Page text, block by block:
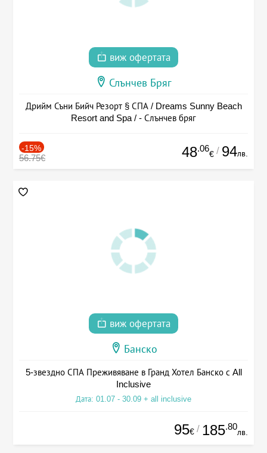
виж офертата
Слънчев Бряг
Дрийм Съни Бийч Резорт § СПА / Dreams Sunny Beach
Resort and Spa / - Слънчев бряг
-15%
56.75€ 48.06
€ / 94лв.
виж офертата
Банско
5-звездно СПА Преживяване в Гранд Хотел Банско с All
Inclusive
Дата: 01.07 - 30.09 + all inclusive
95€ / 185.80
лв.